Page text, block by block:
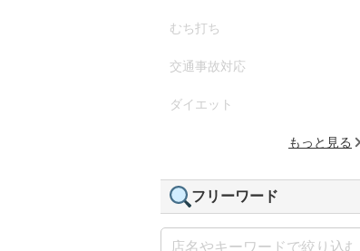
むち打ち
交通事故対応
ダイエット
もっと見る
フリーワード